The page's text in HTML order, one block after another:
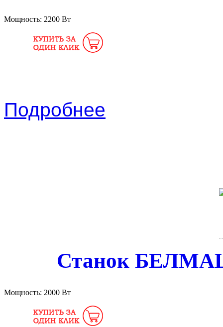
Мощность: 2200 Вт
Подробнее
Станок
Мощность: 2000 Вт